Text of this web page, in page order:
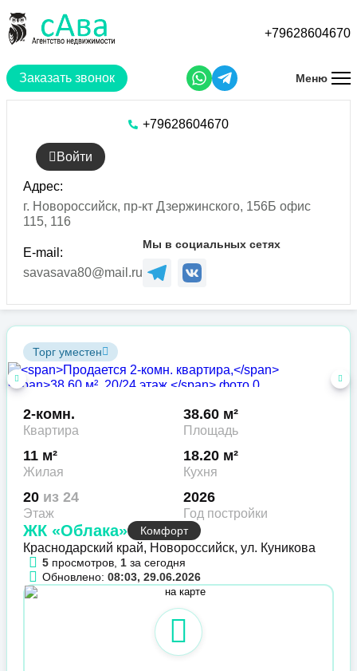
основному
Заказать звонок
+79628604670
Меню
+79628604670
Войти
Адрес:
г. Новороссийск, пр-кт Дзержинского, 156Б офис
115, 116
E-mail:
savasava80@mail.ru
Мы в социальных сетях
Торг уместен
2-комн.
Квартира
38.60 м²
Площадь
11 м²
Жилая
18.20 м²
Кухня
20 из 24
Этаж
2026
Год постройки
ЖК «Облака» Комфорт
Краснодарский край, Новороссийск, ул. Куникова
5 просмотров, 1 за сегодня
Обновлено: 08:03, 29.06.2026